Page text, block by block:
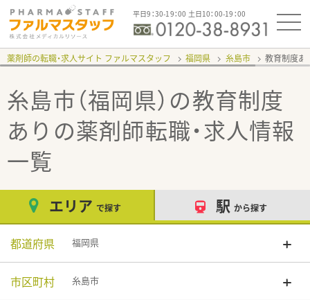
平日9：30-19：00 土日10：00-19：00
薬剤師の転職・求人サイト ファルマスタッフ 福岡県 糸島市 教育制度
糸島市（福岡県）の教育制度
あり の薬剤師転職・求人情報
一覧
エリア で探す 駅 から探す
都道府県 福岡県
市区町村 糸島市